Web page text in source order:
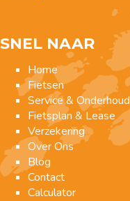
SNEL NAAR
Home
Fietsen
Service & Onderhoud
Fietsplan & Lease
Verzekering
Over Ons
Blog
Contact
Calculator